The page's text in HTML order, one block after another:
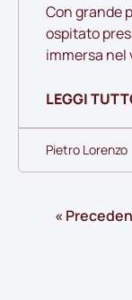
Con grande
ospitato
immersa nel
LEGGI
Pietro Lorenzo
«